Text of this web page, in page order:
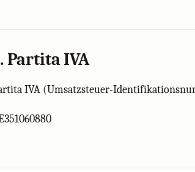
Partita IVA
IVA (Umsatzsteuer-